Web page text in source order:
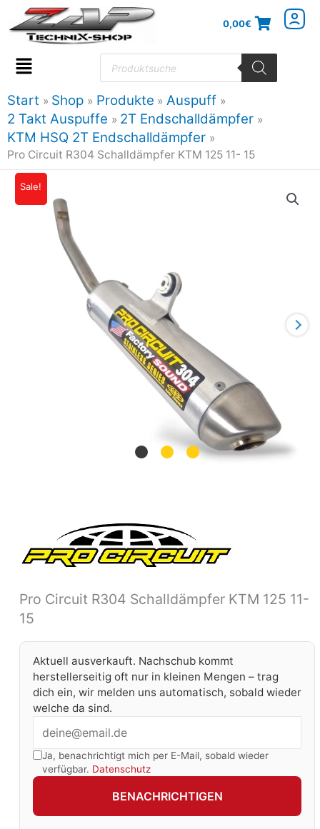
Inhalt
springen
0,00€
Flyout
Menu
Products
search
Start Shop Produkte
Auspuff
2 Takt Auspuffe
2T Endschalldämpfer
KTM HSQ 2T Endschalldämpfer
Pro Circuit R304 Schalldämpfer KTM 125 11- 15
Sale!
Pro Circuit R304 Schalldämpfer KTM 125 11-
15
Aktuell ausverkauft. Nachschub kommt
herstellerseitig oft nur in kleinen Mengen – trag
dich ein, wir melden uns automatisch, sobald wieder
welche da sind.
Ja, benachrichtigt mich per E-Mail, sobald wieder
verfügbar. Datenschutz
BENACHRICHTIGEN
232,50€
Aktueller